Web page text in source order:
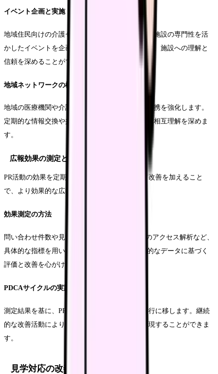
イベント企画と実施
地域住民向けの介護セミナーや健康相談会など、施設の専門性を活
かしたイベントを企画・実施します。これにより、施設への理解と
信頼を深めることができます。
地域ネットワークの構築
地域の医療機関や介護事業者、自治会などとの連携を強化します。
定期的な情報交換や共同イベントの開催により、相互理解を深めま
す。
広報効果の測定と改善
PR活動の効果を定期的に測定し、必要に応じて改善を加えること
で、より効果的な広報活動を実現します。
効果測定の方法
問い合わせ件数や見学申し込み数、Webサイトのアクセス解析など、
具体的な指標を用いて効果を測定します。定量的なデータに基づく
評価と改善を心がけます。
PDCAサイクルの実践
測定結果を基に、PR活動の改善点を検討し、実行に移します。継続
的な改善活動により、より効果的なPR活動を実現することができま
す。
見学対応の改善